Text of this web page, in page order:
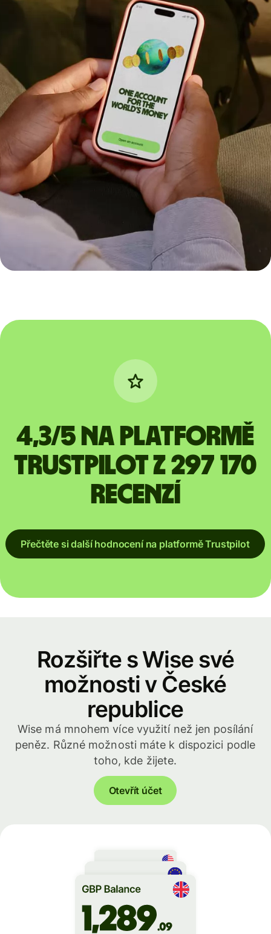
4,3/5 na platformě
Trustpilot z 297 170
recenzí
Přečtěte si další hodnocení na platformě Trustpilot
Rozšiřte s Wise své
možnosti v České
republice
Wise má mnohem více využití než jen posílání
peněz. Různé možnosti máte k dispozici podle
toho, kde žijete.
Otevřít účet